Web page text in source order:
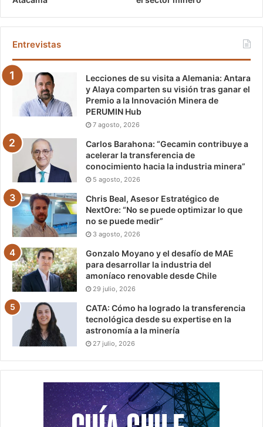
Entrevistas
Lecciones de su visita a Alemania: Antara
y Alaya comparten su visión tras ganar el
Premio a la Innovación Minera de
PERUMIN Hub
7 agosto, 2026
Carlos Barahona: “Gecamin contribuye a
acelerar la transferencia de
conocimiento hacia la industria minera”
5 agosto, 2026
Chris Beal, Asesor Estratégico de
NextOre: “No se puede optimizar lo que
no se puede medir”
3 agosto, 2026
Gonzalo Moyano y el desafío de MAE
para desarrollar la industria del
amoníaco renovable desde Chile
29 julio, 2026
CATA: Cómo ha logrado la transferencia
tecnológica desde su expertise en la
astronomía a la minería
27 julio, 2026